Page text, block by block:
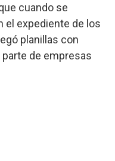
cuando se
el expediente de los
planillas con
de empresas